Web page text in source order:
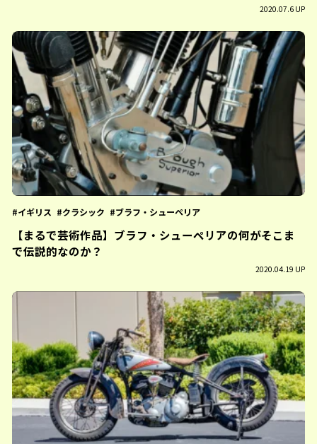
2020.07.6 UP
イギリス クラシック ブラフ・シューペリア
【まるで芸術作品】ブラフ・シューペリアの何がそこま
で伝説的なのか？
2020.04.19 UP